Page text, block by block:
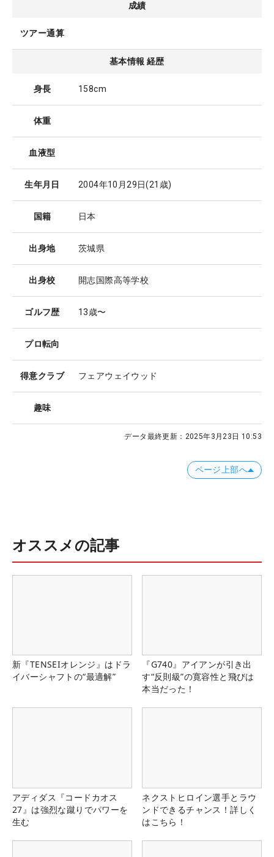
成績
ツアー通算
基本情報 経歴
身長 158cm
体重
血液型
生年月日 2004年10月29日(21歳)
国籍 日本
出身地 茨城県
出身校 開志国際高等学校
ゴルフ歴 13歳〜
プロ転向
得意クラブ フェアウェイウッド
趣味
データ最終更新： 2025年3月23日 10:53
ページ上部へ
オススメの記事
新『TENSEIオレンジ』はドラ
イバーシャフトの“最適解”
『G740』アイアンが引き出
す“反則級”の寛容性と飛びは
本当だった！
アディダス『コードカオス
27』は強烈な蹴りでパワーを
生む
ネクストヒロイン選手とラウ
ンドできるチャンス！詳しく
はこちら！